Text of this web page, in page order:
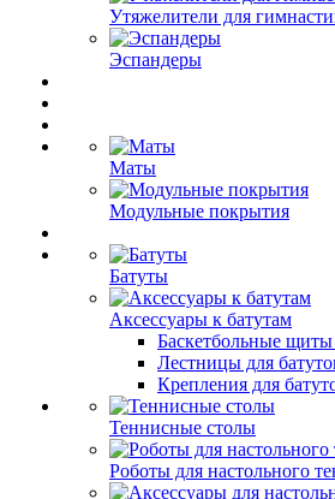
Утяжелители для
Эспандеры
Маты
Модульные покрытия
Батуты
Аксессуары к батутам
Баскетбольные щиты
Лестницы для
Крепления для
Теннисные столы
Роботы для настольного